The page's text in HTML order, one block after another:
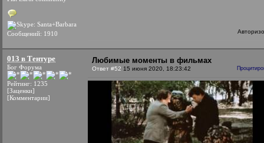
Сообщений: 1910
013 в Тентуре
Бог Форума
Рейтинг: 1235
[Заценки]
[Комментарии]
Любимые моменты в фильмах
Ответ #52 15 июня 2020, 18:23:42